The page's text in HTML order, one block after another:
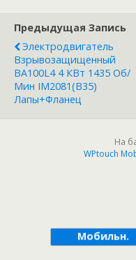
Предыдущая Запись
Электродвигатель
Взрывозащищенный
ВА100L4 4 КВт 1435 Об/
Мин IM2081(B35)
Лапы+фланец
На
WPtouch
Мобильн.